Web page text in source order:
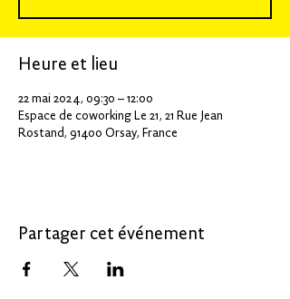
Heure et lieu
22 mai 2024, 09:30 – 12:00
Espace de coworking Le 21, 21 Rue Jean
Rostand, 91400 Orsay, France
Partager cet événement